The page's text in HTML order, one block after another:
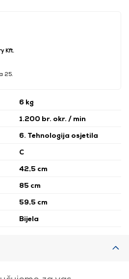
Kft.
25.
6 kg
1.200 br. okr. / min
6. Tehnologija osjetila
C
42,5 cm
85 cm
59,5 cm
Bijela